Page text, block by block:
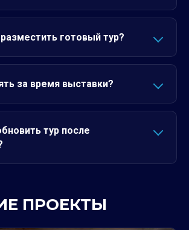
готовый тур?
за время выставки?
тур после
ПРОЕКТЫ